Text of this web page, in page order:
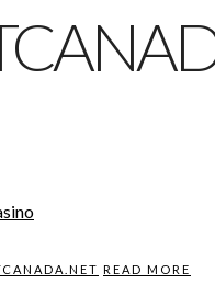
READ MORE